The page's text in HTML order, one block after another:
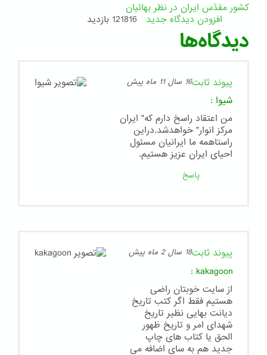
کشور مقدّس ایران در نظر بهائیان
افزودن دیدگاه جدید
121816 بازدید
دیدگاه‌ها
پیوند ثابت16 سال 11 ماه پیش
شیوا :
من اعتقاد راسخ دارم که" ایران
مرکز انوار" خواهدشد.دراین
راستاهمه ما ایرانیان مسئول
احیای ایران عزیز هستیم.
پاسخ
پیوند ثابت18 سال 2 ماه پیش
kakagoon
:
از سایت خوبتان راضی
هستیم فقط اگر کتب تاریخ
دیانت بهایی نظیر تاریخ
شهدای امر و تاریخ ظهور
الحق یا کتاب های چاپ
جدید هم به سای اضافه می